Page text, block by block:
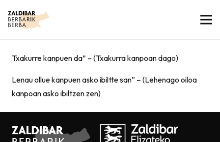
Txakurre kanpuen da” – (Txakurra kanpoan dago)
Lenau ollue kanpuen asko ibiltte san” – (Lehenago oiloa
kanpoan asko ibiltzen zen)